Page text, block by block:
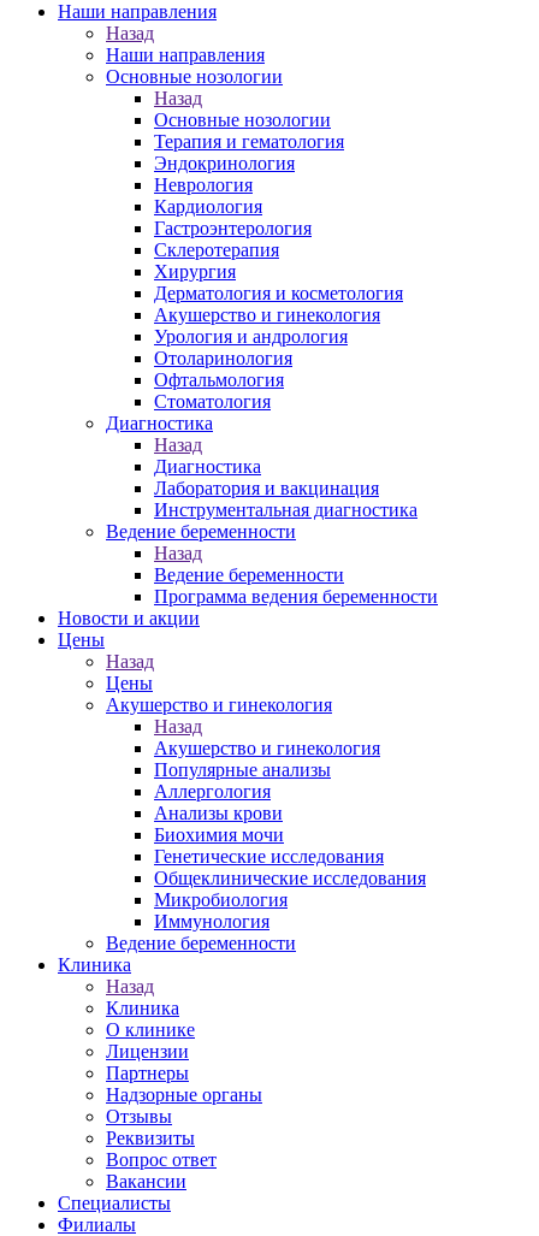
Наши направления
Назад
Наши направления
Основные нозологии
Назад
Основные нозологии
Терапия и гематология
Эндокринология
Неврология
Кардиология
Гастроэнтерология
Склеротерапия
Хирургия
Дерматология и косметология
Акушерство и гинекология
Урология и андрология
Отоларинология
Офтальмология
Стоматология
Диагностика
Назад
Диагностика
Лаборатория и вакцинация
Инструментальная диагностика
Ведение беременности
Назад
Ведение беременности
Программа ведения беременности
Новости и акции
Цены
Назад
Цены
Акушерство и гинекология
Назад
Акушерство и гинекология
Популярные анализы
Аллергология
Анализы крови
Биохимия мочи
Генетические исследования
Общеклинические исследования
Микробиология
Иммунология
Ведение беременности
Клиника
Назад
Клиника
О клинике
Лицензии
Партнеры
Надзорные органы
Отзывы
Реквизиты
Вопрос ответ
Вакансии
Специалисты
Филиалы